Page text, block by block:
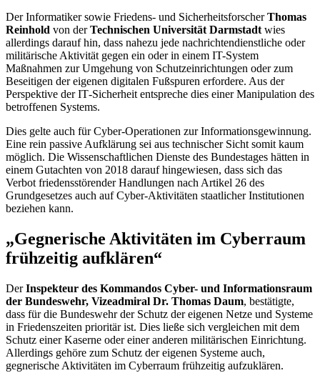
Der Informatiker sowie Friedens- und SicherheitsforscherThomas
Reinhold von derTechnischen Universität Darmstadt wies
allerdings darauf hin, dass nahezu jede nachrichtendienstliche oder
militärische Aktivität gegen ein oder in einem IT-System
Maßnahmen zur Umgehung von Schutzeinrichtungen oder zum
Beseitigen der eigenen digitalen Fußspuren erfordere. Aus der
Perspektive derIT-Sicherheit entspreche dies einer Manipulation des
betroffenen Systems.
Dies gelte auch fürCyber-Operationen zur Informationsgewinnung.
Eine rein passive Aufklärung sei aus technischer Sicht somit kaum
möglich. Die Wissenschaftlichen Dienste des Bundestages hätten in
einem Gutachten von 2018 darauf hingewiesen, dass sich das
Verbot friedensstörender Handlungen nach Artikel 26 des
Grundgesetzes auch aufCyber-Aktivitäten staatlicher Institutionen
beziehen kann.
„Gegnerische Aktivitäten im Cyberraum
frühzeitig aufklären“
DerInspekteur des Kommandos Cyber- und Informationsraum
der Bundeswehr, Vizeadmiral Dr. Thomas Daum, bestätigte,
dass für die Bundeswehr der Schutz der eigenen Netze und Systeme
in Friedenszeiten prioritär ist. Dies ließe sich vergleichen mit dem
Schutz einer Kaserne oder einer anderen militärischen Einrichtung.
Allerdings gehöre zum Schutz der eigenen Systeme auch,
gegnerische Aktivitäten im Cyberraum frühzeitig aufzuklären.